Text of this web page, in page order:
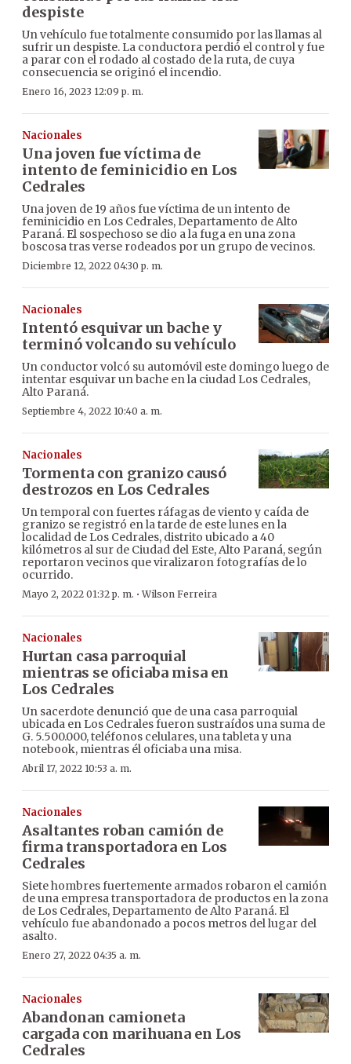
despiste
Un vehículo fue totalmente consumido por las llamas al
sufrir un despiste. La conductora perdió el control y fue
a parar con el rodado al costado de la ruta, de cuya
consecuencia se originó el incendio.
Enero 16, 2023 12:09 p. m.
Nacionales
Una joven fue víctima de
intento de feminicidio en Los
Cedrales
Una joven de 19 años fue víctima de un intento de
feminicidio en Los Cedrales, Departamento de Alto
Paraná. El sospechoso se dio a la fuga en una zona
boscosa tras verse rodeados por un grupo de vecinos.
Diciembre 12, 2022 04:30 p. m.
Nacionales
Intentó esquivar un bache y
terminó volcando su vehículo
Un conductor volcó su automóvil este domingo luego de
intentar esquivar un bache en la ciudad Los Cedrales,
Alto Paraná.
Septiembre 4, 2022 10:40 a. m.
Nacionales
Tormenta con granizo causó
destrozos en Los Cedrales
Un temporal con fuertes ráfagas de viento y caída de
granizo se registró en la tarde de este lunes en la
localidad de Los Cedrales, distrito ubicado a 40
kilómetros al sur de Ciudad del Este, Alto Paraná, según
reportaron vecinos que viralizaron fotografías de lo
ocurrido.
Mayo 2, 2022 01:32 p. m. ·Wilson Ferreira
Nacionales
Hurtan casa parroquial
mientras se oficiaba misa en
Los Cedrales
Un sacerdote denunció que de una casa parroquial
ubicada en Los Cedrales fueron sustraídos una suma de
G. 5.500.000, teléfonos celulares, una tableta y una
notebook, mientras él oficiaba una misa.
Abril 17, 2022 10:53 a. m.
Nacionales
Asaltantes roban camión de
firma transportadora en Los
Cedrales
Siete hombres fuertemente armados robaron el camión
de una empresa transportadora de productos en la zona
de Los Cedrales, Departamento de Alto Paraná. El
vehículo fue abandonado a pocos metros del lugar del
asalto.
Enero 27, 2022 04:35 a. m.
Nacionales
Abandonan camioneta
cargada con marihuana en Los
Cedrales